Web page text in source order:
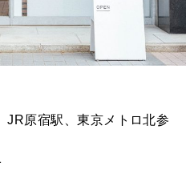
JR原宿駅、東京メトロ北参